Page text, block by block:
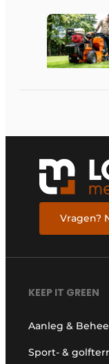
Vragen?
KEEP IT GREEN
Aanleg &
Sport- &